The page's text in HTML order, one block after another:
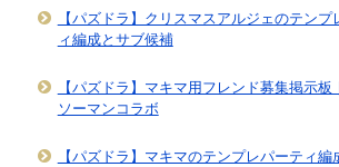
【パズドラ】クリスマスアルジェのテンプ
ィ編成とサブ候補
【パズドラ】マキマ用フレンド募集掲示板
ソーマンコラボ
【パズドラ】マキマのテンプレパーティ編